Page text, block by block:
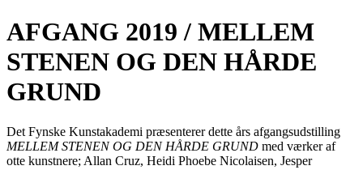
AFGANG 2019 / MELLEM
STENEN OG DEN HÅRDE
GRUND
Det Fynske Kunstakademi præsenterer dette års afgangsudstilling
MELLEM STENEN OG DEN HÅRDE GRUND med værker af
otte kunstnere; Allan Cruz, Heidi Phoebe Nicolaisen, Jesper